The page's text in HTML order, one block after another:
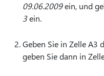
09.06.2009ein, und
3ein.
Geben Sie in Zelle A3
geben Sie dann in